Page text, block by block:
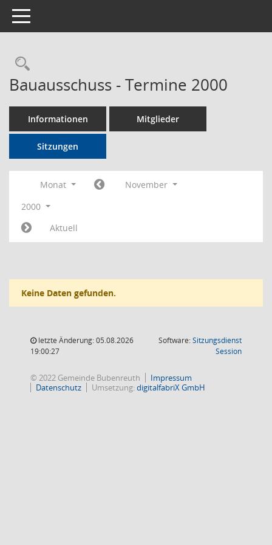
Toggle navigation
Rechercheauswahl
Bauausschuss - Termine 2000
Informationen Mitglieder
Sitzungen
Monat
November
2000
Aktuell
Keine Daten gefunden.
letzte Änderung: 05.08.2026
19:00:27
Software:Sitzungsdienst
Session(Wird in
© 2022 Gemeinde Bubenreuth
Impressum
Datenschutz
Umsetzung:digitalfabriX GmbH